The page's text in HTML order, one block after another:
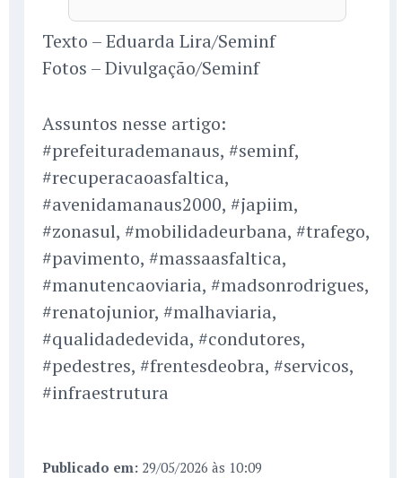
Texto – Eduarda Lira/Seminf
Fotos – Divulgação/Seminf
Assuntos nesse artigo:
#prefeiturademanaus, #seminf,
#recuperacaoasfaltica,
#avenidamanaus2000, #japiim,
#zonasul, #mobilidadeurbana, #trafego,
#pavimento, #massaasfaltica,
#manutencaoviaria, #madsonrodrigues,
#renatojunior, #malhaviaria,
#qualidadedevida, #condutores,
#pedestres, #frentesdeobra, #servicos,
#infraestrutura
Publicado em: 29/05/2026 às 10:09